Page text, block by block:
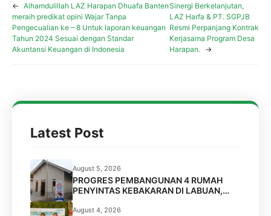
← Alhamdulillah LAZ Harapan Dhuafa Banten
meraih predikat opini Wajar Tanpa
Pengecualian ke – 8 Untuk laporan keuangan
Tahun 2024 Sesuai dengan Standar
Akuntansi Keuangan di Indonesia
Sinergi Berkelanjutan,
LAZ Harfa & PT. SGPJB
Resmi Perpanjang Kontrak
Kerjasama Program Desa
Harapan.
→
Latest Post
August 5, 2026
PROGRES PEMBANGUNAN 4 RUMAH
PENYINTAS KEBAKARAN DI LABUAN,
PANDEGLANG
August 4, 2026